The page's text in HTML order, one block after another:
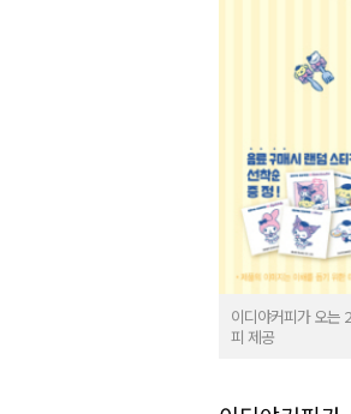
이디야커피가 오는
피 제공